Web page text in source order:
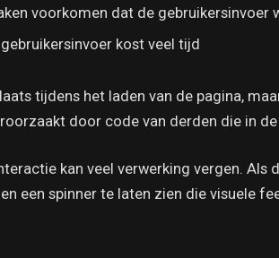
voorkomen dat de gebruikersinvoer
kost veel tijd
tijdens het laden van de pagina,
door code van derden die in
kan veel verwerking vergen. Als
een spinner te laten zien die visuele